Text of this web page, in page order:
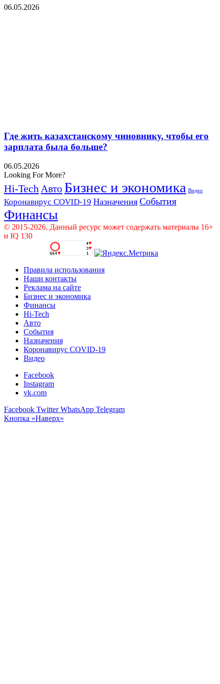
06.05.2026
Где жить казахстанскому чиновнику, чтобы его
зарплата была больше?
06.05.2026
Looking For More?
Hi-TechАвто Бизнес и экономика Видео
Коронавирус COVID-19 Назначения События
Финансы
© 2015-2026. Данный ресурс может содержать материалы 16+
и IQ 130
Правила использования
Наши контакты
Реклама на сайте
Бизнес и экономика
Финансы
Hi-Tech
Авто
События
Назначения
Коронавирус COVID-19
Видео
Facebook
Instagram
vk.com
Facebook Twitter WhatsApp Telegram
Кнопка «Наверх»